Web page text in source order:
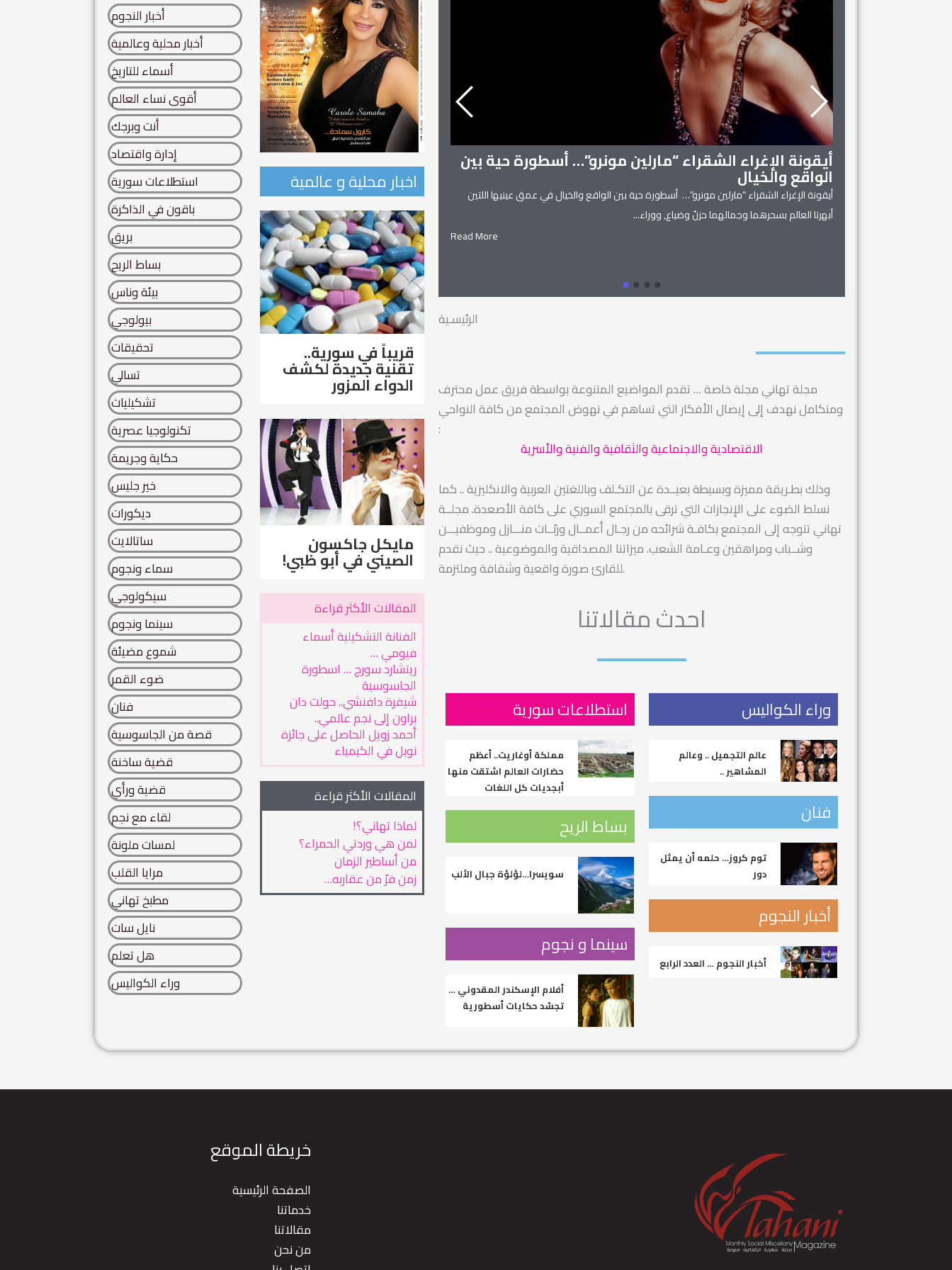
أخبار النجوم
أخبار محلية وعالمية
أسماء للتاريخ
أقوى نساء العالم
أنت وبرجك
إدارة واقتصاد
استطلاعات سورية
باقون في الذاكرة
بريق
بساط الريح
بيئة وناس
بيولوجي
تحقيقات
تسالي
تشكيليات
تكنولوجيا عصرية
حكاية وجريمة
خير جليس
ديكورات
ساتالايت
سماء ونجوم
سيكولوجي
سينما ونجوم
شموع مضيئة
ضوء القمر
فنان
قصة من الجاسوسية
قضية ساخنة
قضية ورأي
لقاء مع نجم
لمسات ملونة
مرايا القلب
مطبخ تهاني
نايل سات
هل تعلم
وراء الكواليس
اخبار محلية و عالمية
قريباً في سورية..
تقنية جديدة لكشف
الدواء المزور
مايكل جاكسون
الصيني في أبو ظبي!
المقالات الأكثر قراءة
الفنانة التشكيلية أسماء
فيومي …
ريتشارد سورج … اسطورة
الجاسوسية
شيفرة دافنشي.. حولت دان
براون إلى نجم عالمي..
أحمد زويل الحاصل على جائزة
نوبل في الكيمياء
المقالات الأكثر قراءة
لماذا تهاني؟!
لمن هي وردتي الحمراء؟
من أساطير الزمان
زمن فرّ من عقاربه…
زنوبيا… ملكة تدمر واحدة من أساطير سورية..
زنوبيا… ملكة تدمر واحدة من أساطير سورية.. تنتفض كائنات الحروف.. من هنا.. يتقاطر عطر الخلود..
يعانق السماء.. ويهجو الطريق.. إلياذة...
Read More
أيقونة الإغراء الشقراء “مارلين مونرو”… أسطورة حية بين
الواقع والخيال
أيقونة الإغراء الشقراء “مارلين مونرو”… أسطورة حية بين الواقع والخيال في عمق عينيها اللتين
أبهرتا العالم بسحرهما وجمالهما حزنٌ وضياع, ووراء...
Read More
الرئيسـية
مجلة تهاني مجلة خاصة … تقدم المواضيع المتنوعة بواسطة فريق عمل محترف
ومتكامل نهدف إلى إيصال الأفكار التي تساهم في نهوض المجتمع من كافة النواحي
:
الاقتصادية والاجتماعية والثقافية والفنية والأسرية
وذلك بطـريقة مميزة وبسيطة بعيــدة عن التكـلف وباللغتين العربية والانكليزية .. كما
نسلط الضوء على الإنجازات التي ترقى بالمجتمع السوري على كافة الأصعدة. مجلــة
تهاني تتوجه إلى المجتمع بكافـة شرائحه من رجـال أعمــال وربّــات منـــازل وموظفيـــن
وشــباب ومراهقين وعـامة الشعب. ميزاتنا المصداقية والموضوعية .. حيث نقدم
للقارئ صورة واقعية وشفافة وملتزمة.
احدث مقالاتنا
استطلاعات سورية
مملكة أوغاريت.. أعظم
حضارات العالم اشتقت منها
أبجديات كل اللغات
بساط الريح
سويسرا…لؤلؤة جبال الألب
سينما و نجوم
أفلام الإسكندر المقدوني …
تجسّد حكايات أسطورية
وراء الكواليس
عالم التجميل .. وعالم
المشاهير ..
فنان
توم كروز… حلمه أن يمثل
دور
أخبار النجوم
أخبار النجوم … العدد الرابع
خريطة الموقع
الصفحة الرئيسية
خدماتنا
مقالاتنا
من نحن